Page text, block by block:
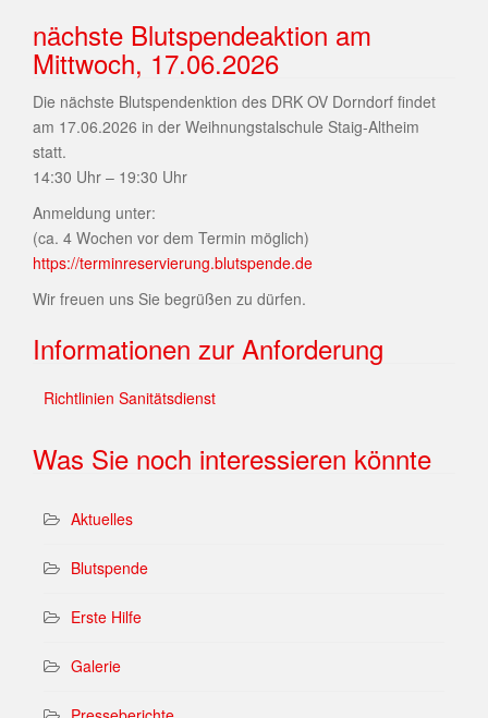
nächste Blutspendeaktion am
Mittwoch, 17.06.2026
Die nächste Blutspendenktion des DRK OV Dorndorf findet
am 17.06.2026 in der Weihnungstalschule Staig-Altheim
statt.
14:30 Uhr – 19:30 Uhr
Anmeldung unter:
(ca. 4 Wochen vor dem Termin möglich)
https://terminreservierung.blutspende.de
Wir freuen uns Sie begrüßen zu dürfen.
Informationen zur Anforderung
Richtlinien Sanitätsdienst
Was Sie noch interessieren könnte
Aktuelles
Blutspende
Erste Hilfe
Galerie